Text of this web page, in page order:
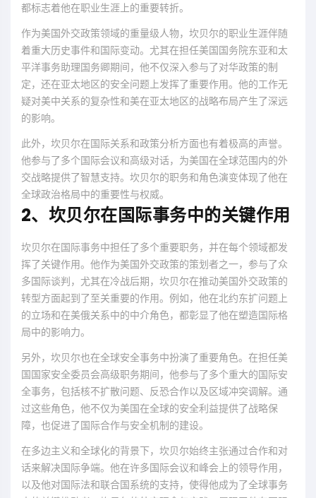
都标志着他在职业生涯上的重要转折。
作为美国外交政策领域的重量级人物，坎贝尔的职业生涯伴随
着重大历史事件和国际变动。尤其在担任美国国务院东亚和太
平洋事务助理国务卿期间，他不仅深入参与了对华政策的制
定，还在亚太地区的安全问题上发挥了重要作用。他的工作无
疑对美中关系的复杂性和美在亚太地区的战略布局产生了深远
的影响。
此外，坎贝尔在国际关系和政策分析方面也有着极高的声誉。
他参与了多个国际会议和高级对话，为美国在全球范围内的外
交战略提供了智慧支持。坎贝尔的职务和角色演变体现了他在
全球政治格局中的重要性与权威。
2、坎贝尔在国际事务中的关键作用
坎贝尔在国际事务中担任了多个重要职务，并在每个领域都发
挥了关键作用。他作为美国外交政策的策划者之一，参与了众
多国际谈判，尤其在冷战后期，坎贝尔在推动美国外交政策的
转型方面起到了至关重要的作用。例如，他在北约东扩问题上
的立场和在美俄关系中的中介角色，都彰显了他在塑造国际格
局中的影响力。
另外，坎贝尔也在全球安全事务中扮演了重要角色。在担任美
国国家安全委员会高级职务期间，他参与了多个重大的国际安
全事务，包括核不扩散问题、反恐合作以及区域冲突调解。通
过这些角色，他不仅为美国在全球的安全利益提供了战略保
障，也促进了国际合作与安全机制的建设。
在多边主义和全球化的背景下，坎贝尔始终主张通过合作和对
话来解决国际争端。他在许多国际会议和峰会上的领导作用，
以及他对国际法和联合国系统的支持，使得他成为了全球事务